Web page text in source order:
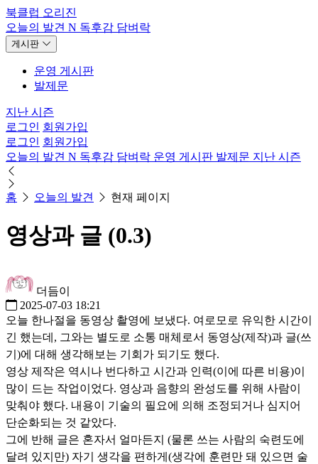
북클럽 오리진
오늘의 발견 N 독후감 담벼락
게시판
운영 게시판
발제문
지난 시즌
로그인 회원가입
로그인 회원가입
오늘의 발견 N 독후감 담벼락 운영 게시판 발제문 지난 시즌
홈 오늘의 발견 현재 페이지
영상과 글 (0.3)
더듬이
2025-07-03 18:21
오늘 한나절을 동영상 촬영에 보냈다. 여로모로 유익한 시간이
긴 했는데, 그와는 별도로 소통 매체로서 동영상(제작)과 글(쓰
기)에 대해 생각해보는 기회가 되기도 했다.
영상 제작은 역시나 번다하고 시간과 인력(이에 따른 비용)이
많이 드는 작업이었다. 영상과 음향의 완성도를 위해 사람이
맞춰야 했다. 내용이 기술의 필요에 의해 조정되거나 심지어
단순화되는 것 같았다.
그에 반해 글은 혼자서 얼마든지 (물론 쓰는 사람의 숙련도에
달려 있지만) 자기 생각을 편하게(생각에 훈련만 돼 있으면 술